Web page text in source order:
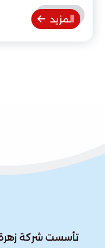
المزيد
تأسست شركة زهرة